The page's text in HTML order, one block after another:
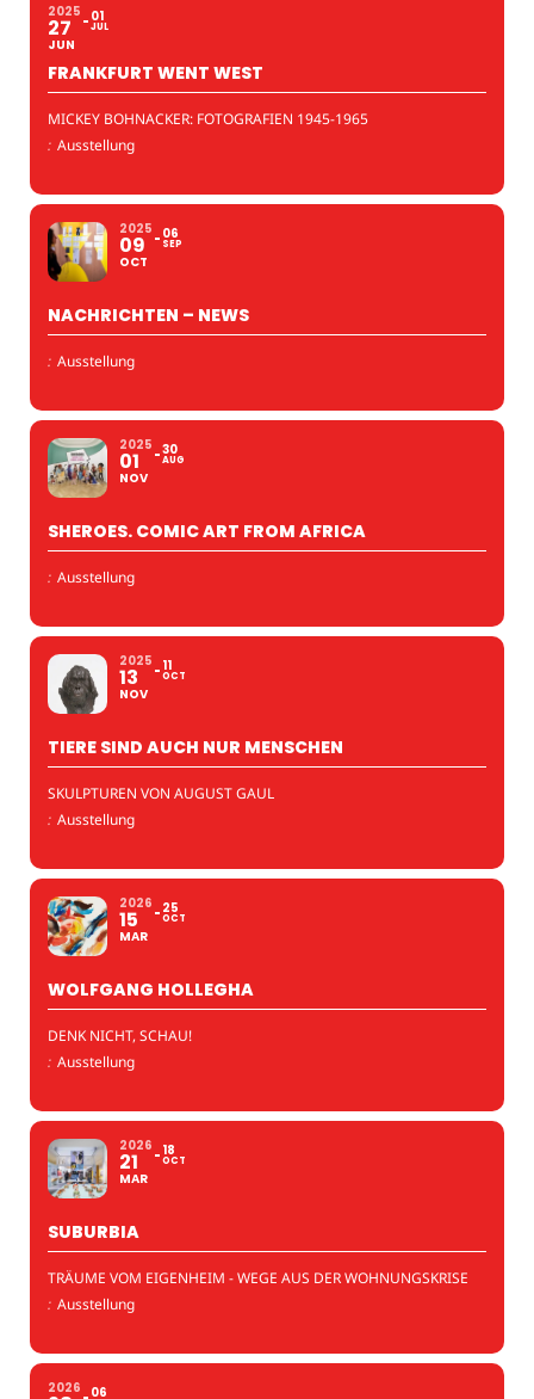
2025
27
JUN
01
JUL
FRANKFURT WENT WEST
MICKEY BOHNACKER: FOTOGRAFIEN 1945-1965
: Ausstellung
2025
09
OCT
06
SEP
NACHRICHTEN – NEWS
: Ausstellung
2025
01
NOV
30
AUG
SHEROES. COMIC ART FROM AFRICA
: Ausstellung
2025
13
NOV
11
OCT
TIERE SIND AUCH NUR MENSCHEN
SKULPTUREN VON AUGUST GAUL
: Ausstellung
2026
15
MAR
25
OCT
WOLFGANG HOLLEGHA
DENK NICHT, SCHAU!
: Ausstellung
2026
21
MAR
18
OCT
SUBURBIA
TRÄUME VOM EIGENHEIM - WEGE AUS DER WOHNUNGSKRISE
: Ausstellung
2026 06